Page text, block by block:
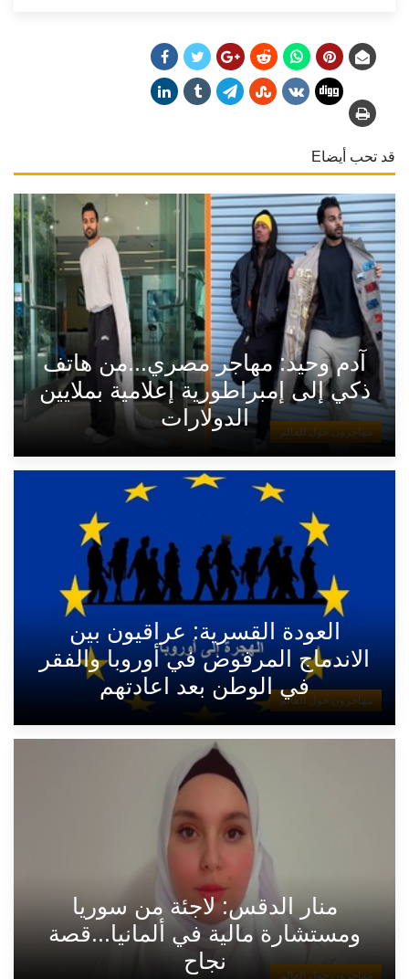
قد تحب أيضاE
مهاجرون حول العالم
آدم وحيد: مهاجر مصري...من هاتف
ذكي إلى إمبراطورية إعلامية بملايين
الدولارات
مهاجرون حول العالم
العودة القسرية: عراقيون بين
الاندماج المرفوض في أوروبا والفقر
في الوطن بعد اعادتهم
مهاجرون حول العالم
منار الدقس: لاجئة من سوريا
ومستشارة مالية في ألمانيا...قصة
نجاح